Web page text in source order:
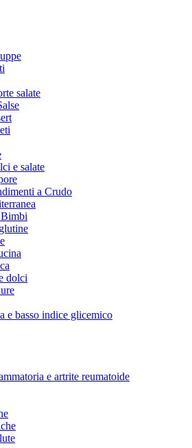
salate
e salate
a Crudo
dolci
e basso indice glicemico
e artrite reumatoide